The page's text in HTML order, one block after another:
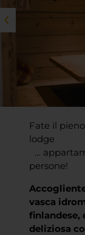
Fate il
lodge
…
persone!
vasca
finlandese,
deliziosa